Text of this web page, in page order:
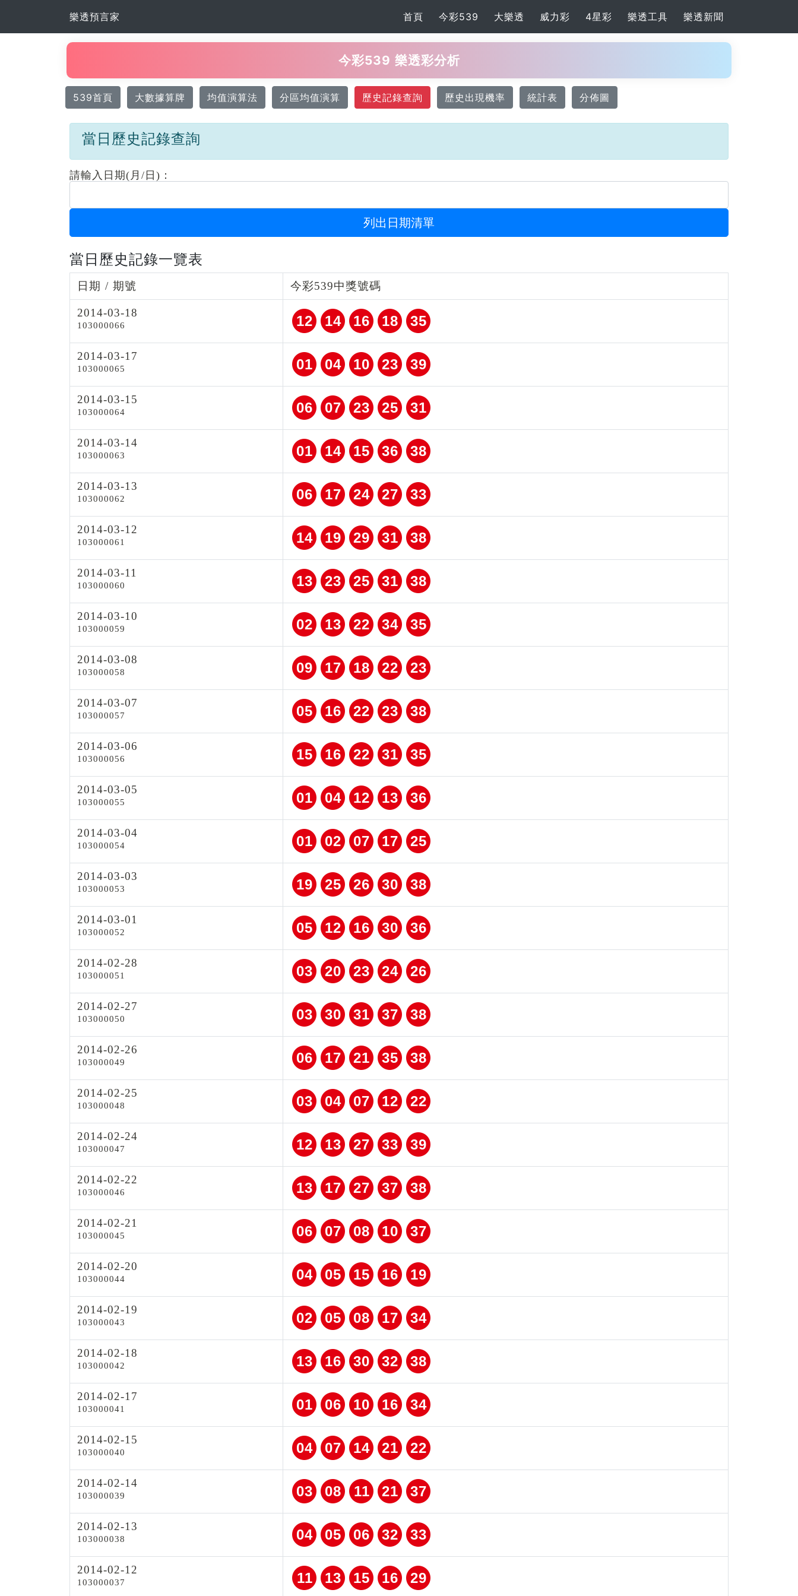
樂透預言家 首頁 今彩539 大樂透 威力彩 4星彩 樂透工具 樂透新聞
今彩539 樂透彩分析
539首頁 大數據算牌 均值演算法 分區均值演算 歷史記錄查詢 歷史出現機率 統計表 分佈圖
當日歷史記錄查詢
請輸入日期(月/日)：
當日歷史記錄一覽表
日期 / 期號 今彩539中獎號碼
2014-03-18
103000066 12 14 16 18 35
2014-03-17
103000065 01 04 10 23 39
2014-03-15
103000064 06 07 23 25 31
2014-03-14
103000063 01 14 15 36 38
2014-03-13
103000062 06 17 24 27 33
2014-03-12
103000061 14 19 29 31 38
2014-03-11
103000060 13 23 25 31 38
2014-03-10
103000059 02 13 22 34 35
2014-03-08
103000058 09 17 18 22 23
2014-03-07
103000057 05 16 22 23 38
2014-03-06
103000056 15 16 22 31 35
2014-03-05
103000055 01 04 12 13 36
2014-03-04
103000054 01 02 07 17 25
2014-03-03
103000053 19 25 26 30 38
2014-03-01
103000052 05 12 16 30 36
2014-02-28
103000051 03 20 23 24 26
2014-02-27
103000050 03 30 31 37 38
2014-02-26
103000049 06 17 21 35 38
2014-02-25
103000048 03 04 07 12 22
2014-02-24
103000047 12 13 27 33 39
2014-02-22
103000046 13 17 27 37 38
2014-02-21
103000045 06 07 08 10 37
2014-02-20
103000044 04 05 15 16 19
2014-02-19
103000043 02 05 08 17 34
2014-02-18
103000042 13 16 30 32 38
2014-02-17
103000041 01 06 10 16 34
2014-02-15
103000040 04 07 14 21 22
2014-02-14
103000039 03 08 11 21 37
2014-02-13
103000038 04 05 06 32 33
2014-02-12
103000037 11 13 15 16 29